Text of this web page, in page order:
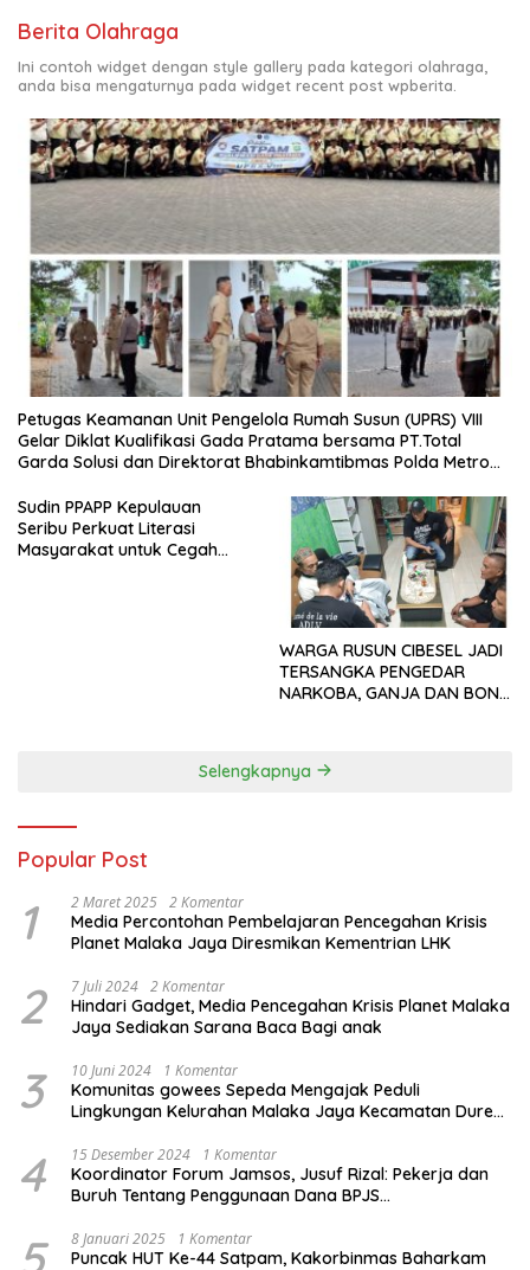
Berita Olahraga
Ini contoh widget dengan style gallery pada kategori olahraga,
anda bisa mengaturnya pada widget recent post wpberita.
Petugas Keamanan Unit Pengelola Rumah Susun (UPRS) VIII
Gelar Diklat Kualifikasi Gada Pratama bersama PT.Total
Garda Solusi dan Direktorat Bhabinkamtibmas Polda Metro
Sudin PPAPP Kepulauan
Seribu Perkuat Literasi
Masyarakat untuk Cegah
WARGA RUSUN CIBESEL JADI
TERSANGKA PENGEDAR
NARKOBA, GANJA DAN BONG
Selengkapnya
Popular Post
1 2 Maret 2025 2 Komentar
Media Percontohan Pembelajaran Pencegahan Krisis
Planet Malaka Jaya Diresmikan Kementrian LHK
2 7 Juli 2024 2 Komentar
Hindari Gadget, Media Pencegahan Krisis Planet Malaka
Jaya Sediakan Sarana Baca Bagi anak
3 10 Juni 2024 1 Komentar
Komunitas gowees Sepeda Mengajak Peduli
Lingkungan Kelurahan Malaka Jaya Kecamatan Duren
4 15 Desember 2024 1 Komentar
Koordinator Forum Jamsos, Jusuf Rizal: Pekerja dan
Buruh Tentang Penggunaan Dana BPJS
5 8 Januari 2025 1 Komentar
Puncak HUT Ke-44 Satpam, Kakorbinmas Baharkam